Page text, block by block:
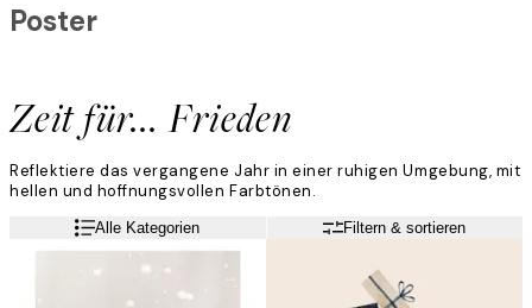
Zeit für... Frieden
Poster
Reflektiere das vergangene Jahr in einer ruhigen Umgebung, mit
hellen und hoffnungsvollen Farbtönen.
WeiterlesenAlle Kategorien Filtern & sortieren